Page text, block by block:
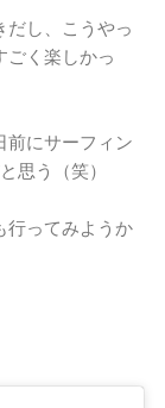
だし、こうやっ
ごく楽しかっ
前にサーフィン
思う（笑）
行ってみようか